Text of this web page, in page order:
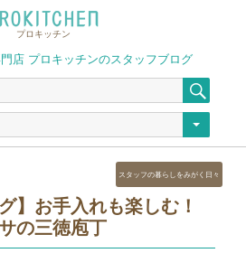
プロキッチン
店 プロキッチンのスタッフブログ
索
】お手入れも楽しむ！
の三徳庖丁
カ
テ
ゴ
ー
スタッフの暮らしをみがく日々